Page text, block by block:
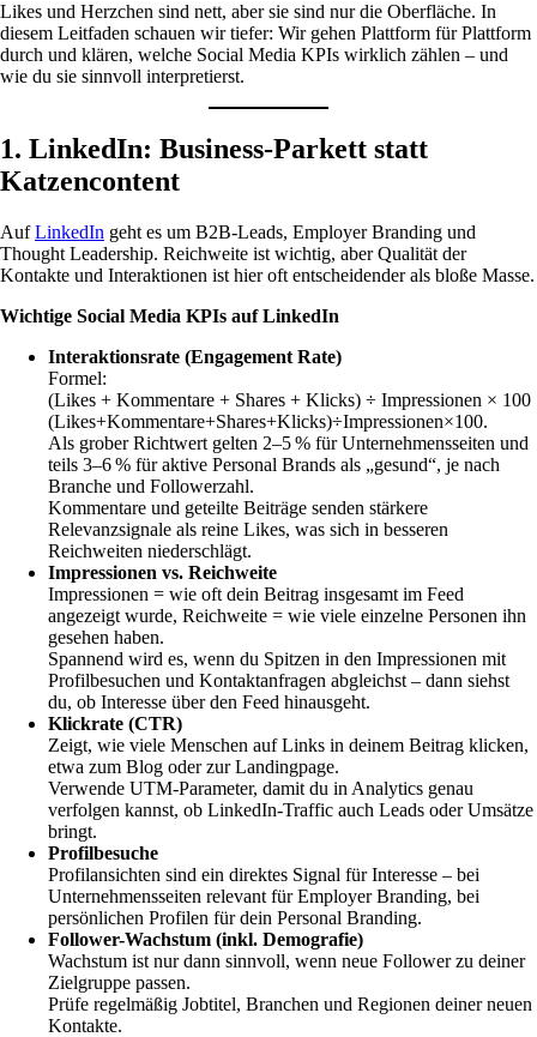
Likes und Herzchen sind nett, aber sie sind nur die Oberfläche. In
diesem Leitfaden schauen wir tiefer: Wir gehen Plattform für Plattform
durch und klären, welche Social Media KPIs wirklich zählen – und
wie du sie sinnvoll interpretierst.
1. LinkedIn: Business-Parkett statt
Katzencontent
AufLinkedIn geht es um B2B-Leads, Employer Branding und
Thought Leadership. Reichweite ist wichtig, aber Qualität der
Kontakte und Interaktionen ist hier oft entscheidender als bloße Masse.
Wichtige Social Media KPIs auf LinkedIn
Interaktionsrate (Engagement Rate)
Formel:
(Likes + Kommentare + Shares + Klicks) ÷ Impressionen × 100
(Likes+Kommentare+Shares+Klicks)÷Impressionen×100.
Als grober Richtwert gelten 2–5 % für Unternehmensseiten und
teils 3–6 % für aktive Personal Brands als „gesund“, je nach
Branche und Followerzahl.
Kommentare und geteilte Beiträge senden stärkere
Relevanzsignale als reine Likes, was sich in besseren
Reichweiten niederschlägt.
Impressionen vs. Reichweite
Impressionen = wie oft dein Beitrag insgesamt im Feed
angezeigt wurde, Reichweite = wie viele einzelne Personen ihn
gesehen haben.
Spannend wird es, wenn du Spitzen in den Impressionen mit
Profilbesuchen und Kontaktanfragen abgleichst – dann siehst
du, ob Interesse über den Feed hinausgeht.
Klickrate (CTR)
Zeigt, wie viele Menschen auf Links in deinem Beitrag klicken,
etwa zum Blog oder zur Landingpage.
Verwende UTM-Parameter, damit du in Analytics genau
verfolgen kannst, ob LinkedIn-Traffic auch Leads oder Umsätze
bringt.
Profilbesuche
Profilansichten sind ein direktes Signal für Interesse – bei
Unternehmensseiten relevant für Employer Branding, bei
persönlichen Profilen für dein Personal Branding.
Follower-Wachstum (inkl. Demografie)
Wachstum ist nur dann sinnvoll, wenn neue Follower zu deiner
Zielgruppe passen.
Prüfe regelmäßig Jobtitel, Branchen und Regionen deiner neuen
Kontakte.